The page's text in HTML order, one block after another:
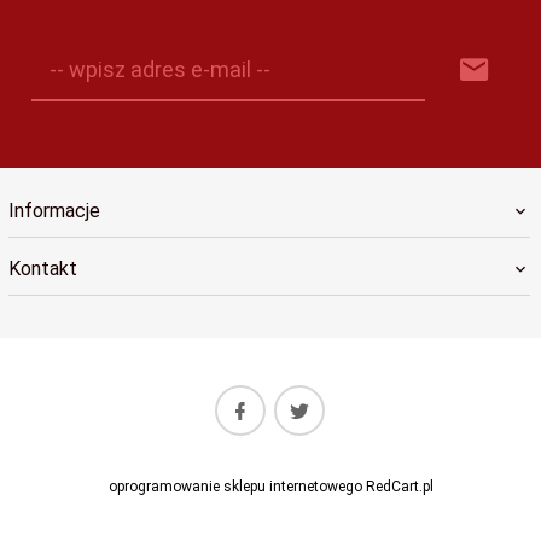
-- wpisz adres e-mail --
Informacje
Kontakt
oprogramowanie sklepu internetowegoRedCart.pl